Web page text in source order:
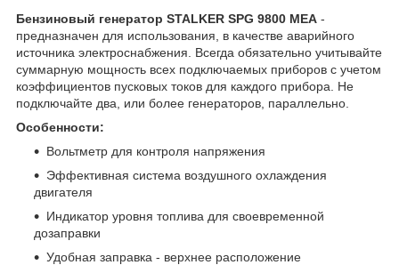
Бензиновый генератор STALKER SPG 9800 MEA -
предназначен для использования, в качестве аварийного
источника электроснабжения. Всегда обязательно учитывайте
суммарную мощность всех подключаемых приборов с учетом
коэффициентов пусковых токов для каждого прибора. Не
подключайте два, или более генераторов, параллельно.
Особенности:
Вольтметр для контроля напряжения
Эффективная система воздушного охлаждения
двигателя
Индикатор уровня топлива для своевременной
дозаправки
Удобная заправка - верхнее расположение